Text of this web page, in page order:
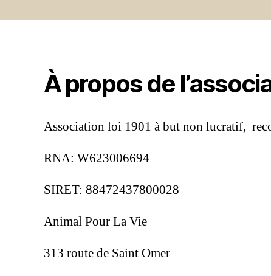
À propos de
Association loi 1901 à but non lucratif,
RNA: W623006694
SIRET: 88472437800028
Animal Pour La Vie
313 route de Saint Omer